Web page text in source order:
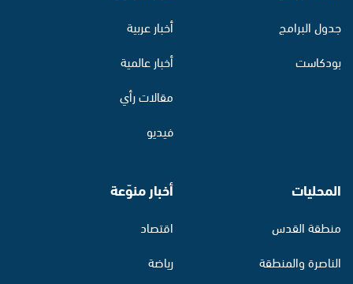
جدول البرامج
بودكاست
أخبار عربية
أخبار عالمية
مقالات رأي
فيديو
المحليات
منطقة القدس
الناصرة والمنطقة
أخبار منوّعة
اقتصاد
رياضة